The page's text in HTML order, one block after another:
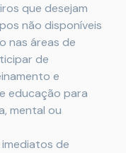
que desejam
não disponíveis
nas áreas de
de
e
educação para
mental ou
de